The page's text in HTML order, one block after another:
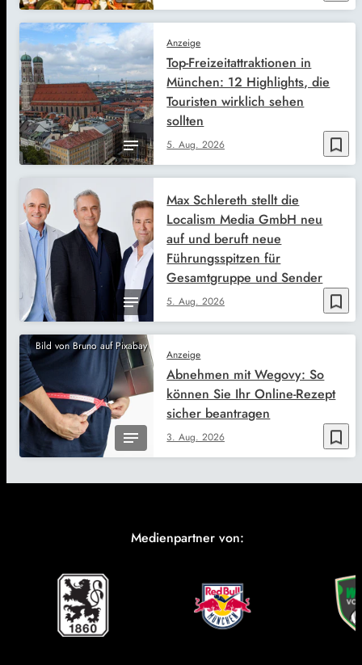
bookmark_border
Anzeige
5. Aug. 2026
Top-Freizeitattraktionen in
München: 12 Highlights, die
Touristen wirklich sehen
sollten
bookmark_border
5. Aug. 2026
Max Schlereth stellt die
Localism Media GmbH neu
auf und beruft neue
Führungsspitzen für
Gesamtgruppe und Sender
Bild von Bruno auf Pixabay
bookmark_border
Anzeige
3. Aug. 2026
Abnehmen mit Wegovy: So
können Sie Ihr Online-Rezept
sicher beantragen
Medienpartner von: